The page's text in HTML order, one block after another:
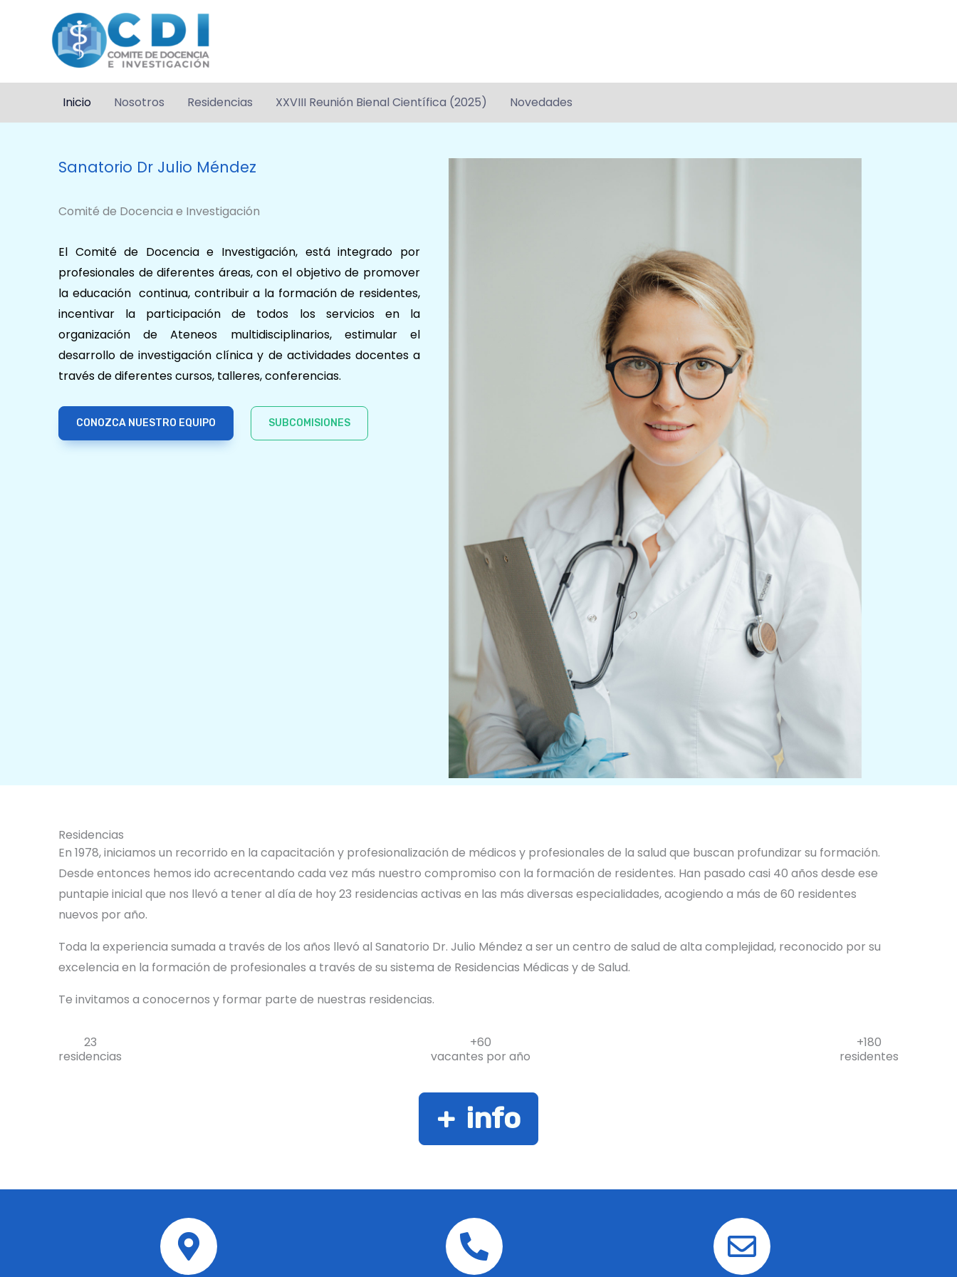
contenido
Inicio Nosotros Residencias XXVIII Reunión Bienal Científica (2025) Novedades
Sanatorio Dr Julio Méndez
Comité de Docencia e Investigación
El Comité de Docencia e Investigación, está integrado por
profesionales de diferentes áreas, con el objetivo de promover
la educación continua, contribuir a la formación de residentes,
incentivar la participación de todos los servicios en la
organización de Ateneos multidisciplinarios, estimular el
desarrollo de investigación clínica y de actividades docentes a
través de diferentes cursos, talleres, conferencias.
CONOZCA NUESTRO EQUIPO SUBCOMISIONES
Residencias
En 1978, iniciamos un recorrido en la capacitación y profesionalización de médicos y profesionales de la salud que buscan profundizar su formación.
Desde entonces hemos ido acrecentando cada vez más nuestro compromiso con la formación de residentes. Han pasado casi 40 años desde ese
puntapie inicial que nos llevó a tener al día de hoy 23 residencias activas en las más diversas especialidades, acogiendo a más de 60 residentes
nuevos por año.
Toda la experiencia sumada a través de los años llevó al Sanatorio Dr. Julio Méndez a ser un centro de salud de alta complejidad, reconocido por su
excelencia en la formación de profesionales a través de su sistema de Residencias Médicas y de Salud.
Te invitamos a conocernos y formar parte de nuestras residencias.
23
residencias
+60
vacantes por año
+180
residentes
+ info